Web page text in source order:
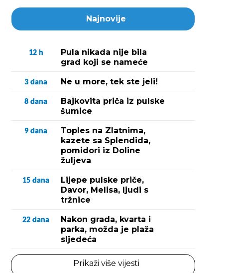
Najnovije
12 h
Pula nikada nije bila
grad koji se nameće
3 dana Ne u more, tek ste jeli!
8 dana
Bajkovita priča iz pulske
šumice
9 dana
Toples na Zlatnima,
kazete sa Splendida,
pomidori iz Doline
žuljeva
15 dana
Lijepe pulske priče,
Davor, Melisa, ljudi s
tržnice
22 dana
Nakon grada, kvarta i
parka, možda je plaža
sljedeća
Prikaži više vijesti